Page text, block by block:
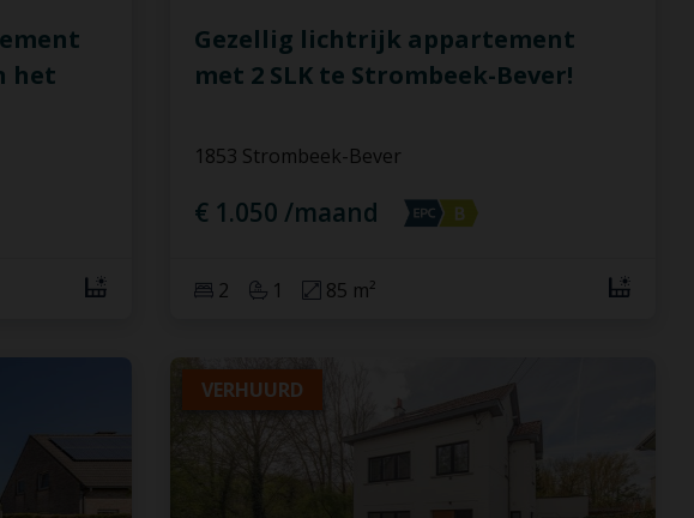
het
Gezellig lichtrijk appartement
met 2 SLK te Strombeek-Bever!
1853 Strombeek-Bever
€ 1.050 /maand
2 1 85 m²
VERHUURD